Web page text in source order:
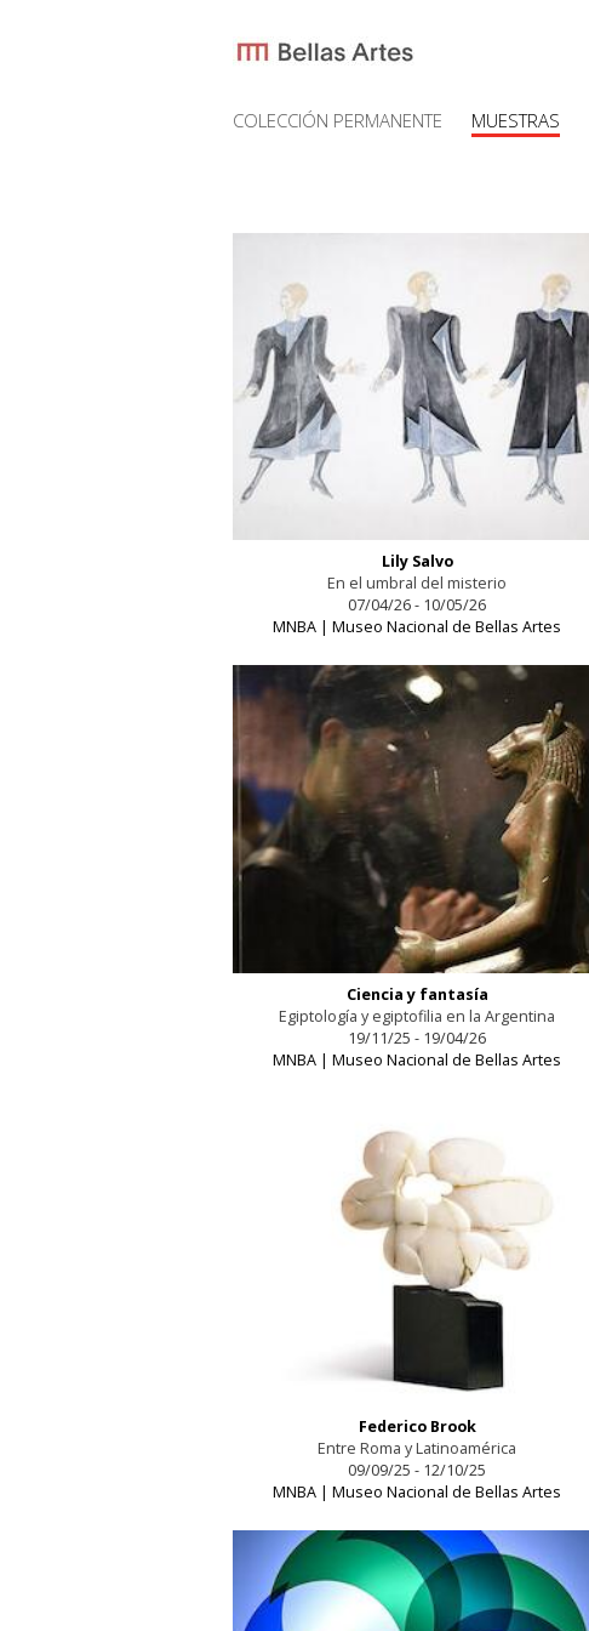
COLECCIÓN PERMANENTE MUESTRAS
Lily Salvo
En el umbral del misterio
07/04/26 - 10/05/26
MNBA | Museo Nacional de Bellas Artes
Ciencia y fantasía
Egiptología y egiptofilia en la Argentina
19/11/25 - 19/04/26
MNBA | Museo Nacional de Bellas Artes
Federico Brook
Entre Roma y Latinoamérica
09/09/25 - 12/10/25
MNBA | Museo Nacional de Bellas Artes